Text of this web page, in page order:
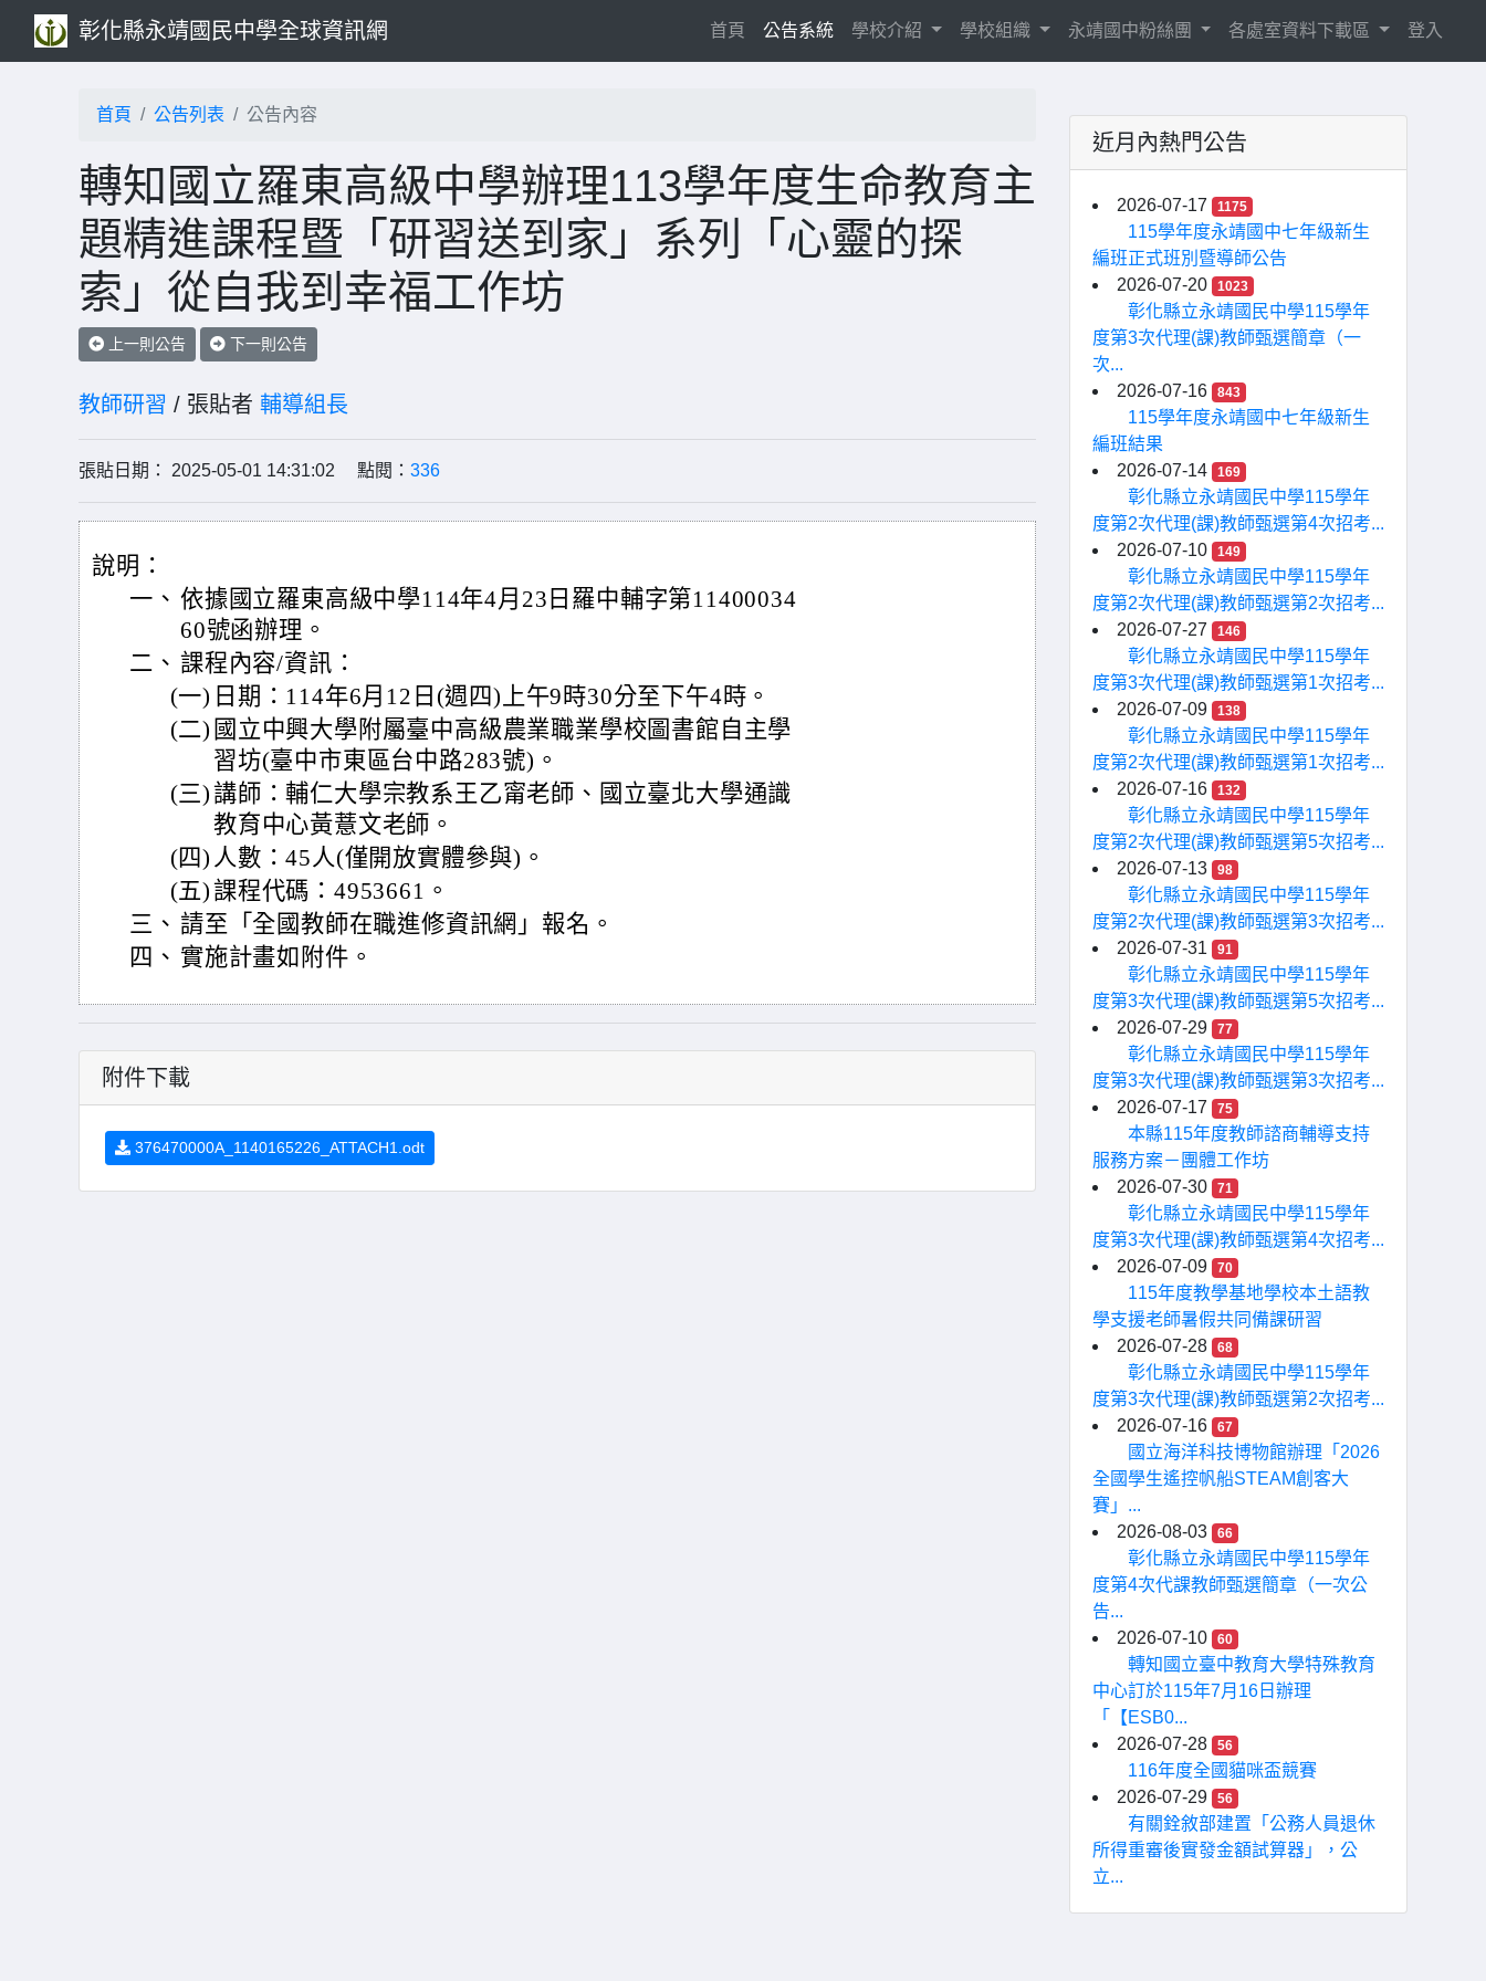
彰化縣永靖國民中學全球資訊網 首頁 (current)
公告系統 學校介紹 學校組織 永靖國中粉絲團 各處室資料下載區 登入
首頁 公告列表 公告內容
轉知國立羅東高級中學辦理113學年度生命教育主
題精進課程暨「研習送到家」系列「心靈的探
索」從自我到幸福工作坊
上一則公告 下一則公告
教師研習 / 張貼者 輔導組長
張貼日期： 2025-05-01 14:31:02 點閱： 336
說明：
一、 依據國立羅東高級中學114年4月23日羅中輔字第11400034
60號函辦理。
二、 課程內容/資訊：
(一) 日期：114年6月12日(週四)上午9時30分至下午4時。
(二) 國立中興大學附屬臺中高級農業職業學校圖書館自主學
習坊(臺中市東區台中路283號)。
(三)講師：輔仁大學宗教系王乙甯老師、國立臺北大學通識
教育中心黃薏文老師。
(四) 人數：45人(僅開放實體參與)。
(五)課程代碼：4953661。
三、 請至「全國教師在職進修資訊網」報名。
四、 實施計畫如附件。
附件下載
376470000A_1140165226_ATTACH1.odt
近月內熱門公告
2026-07-17 1175
115學年度永靖國中七年級新生
編班正式班別暨導師公告
2026-07-20
1023
彰化縣立永靖國民中學115學年
度第3次代理(課)教師甄選簡章（一
次...
2026-07-16
843
115學年度永靖國中七年級新生
編班結果
2026-07-14
169
彰化縣立永靖國民中學115學年
度第2次代理(課)教師甄選第4次招考...
2026-07-10
149
彰化縣立永靖國民中學115學年
度第2次代理(課)教師甄選第2次招考...
2026-07-27
146
彰化縣立永靖國民中學115學年
度第3次代理(課)教師甄選第1次招考...
2026-07-09
138
彰化縣立永靖國民中學115學年
度第2次代理(課)教師甄選第1次招考...
2026-07-16
132
彰化縣立永靖國民中學115學年
度第2次代理(課)教師甄選第5次招考...
2026-07-13
98
彰化縣立永靖國民中學115學年
度第2次代理(課)教師甄選第3次招考...
2026-07-31
91
彰化縣立永靖國民中學115學年
度第3次代理(課)教師甄選第5次招考...
2026-07-29
77
彰化縣立永靖國民中學115學年
度第3次代理(課)教師甄選第3次招考...
2026-07-17
75
本縣115年度教師諮商輔導支持
服務方案－團體工作坊
2026-07-30
71
彰化縣立永靖國民中學115學年
度第3次代理(課)教師甄選第4次招考...
2026-07-09
70
115年度教學基地學校本土語教
學支援老師暑假共同備課研習
2026-07-28
68
彰化縣立永靖國民中學115學年
度第3次代理(課)教師甄選第2次招考...
2026-07-16
67
國立海洋科技博物館辦理「2026
全國學生遙控帆船STEAM創客大
賽」...
2026-08-03
66
彰化縣立永靖國民中學115學年
度第4次代課教師甄選簡章（一次公
告...
2026-07-10
60
轉知國立臺中教育大學特殊教育
中心訂於115年7月16日辦理
「【ESB0...
2026-07-28
56
116年度全國貓咪盃競賽
2026-07-29
56
有關銓敘部建置「公務人員退休
所得重審後實發金額試算器」，公
立...